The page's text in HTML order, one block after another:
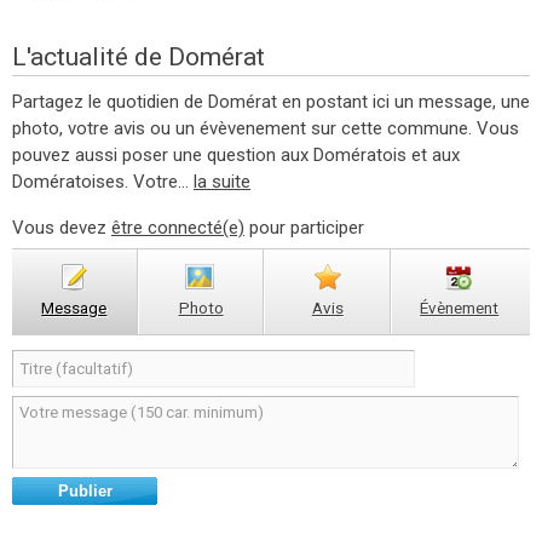
L'actualité de Domérat
Partagez le quotidien de Domérat en postant ici un message, une
photo, votre avis ou un évèvenement sur cette commune. Vous
pouvez aussi poser une question aux Domératois et aux
Domératoises. Votre... la suite
Vous devez être connecté(e) pour participer
Message Photo Avis Évènement
Publier